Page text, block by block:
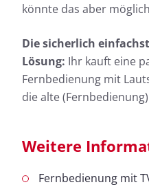
könnte das aber
Die sicherlich
Lösung: Ihr kauft eine
Fernbedienung mit
die alte
Weitere
Fernbedienung mit